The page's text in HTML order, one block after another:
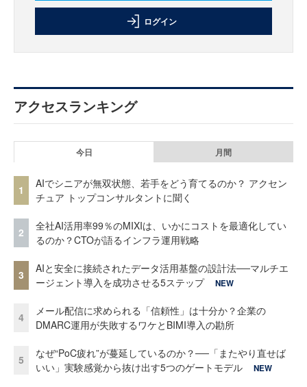
ログイン
アクセスランキング
今日 月間
1
AIでシニアが無双状態、若手をどう育てるのか？ アクセン
チュア トップコンサルタントに聞く
2
全社AI活用率99％のMIXIは、いかにコストを最適化してい
るのか？CTOが語るインフラ運用戦略
3
AIと安全に接続されたデータ活用基盤の設計法──マルチエ
ージェント導入を成功させる5ステップ
NEW
4
メール配信に求められる「信頼性」は十分か？企業の
DMARC運用が失敗するワケとBIMI導入の勘所
5
なぜ“PoC疲れ”が蔓延しているのか？──「またやり直せば
いい」実験感覚から抜け出す5つのゲートモデル
NEW